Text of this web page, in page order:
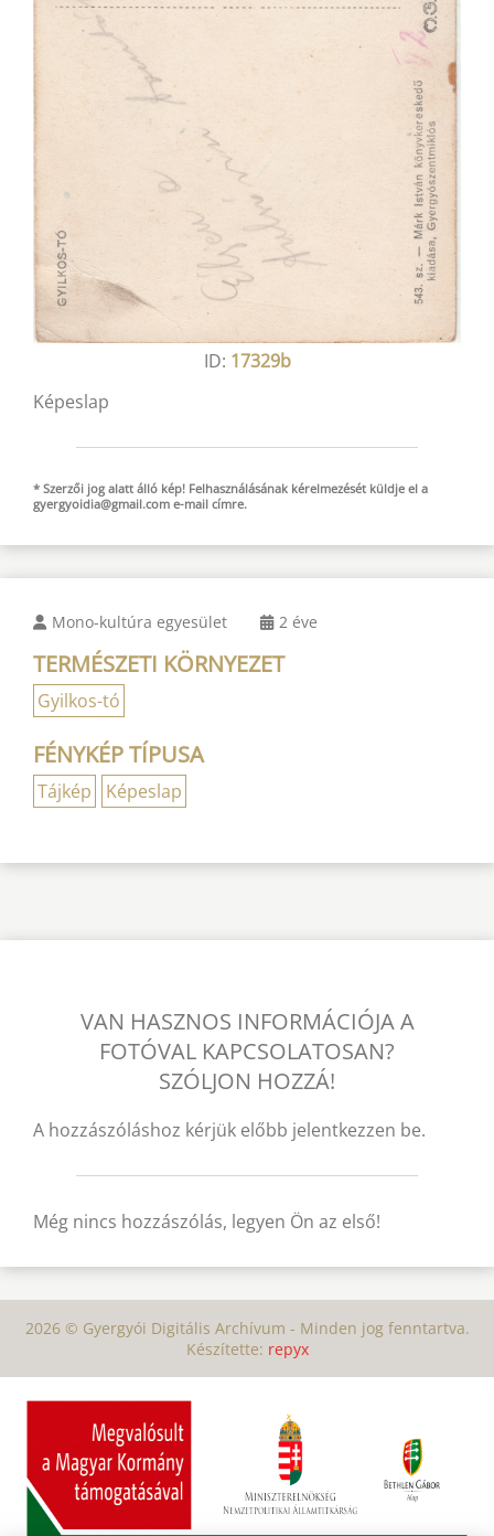
ID: 17329b
Képeslap
* Szerzői jog alatt álló kép! Felhasználásának kérelmezését küldje el a
gyergyoidia@gmail.com e-mail címre.
Mono-kultúra egyesület 2 éve
TERMÉSZETI KÖRNYEZET
Gyilkos-tó
FÉNYKÉP TÍPUSA
Tájkép Képeslap
VAN HASZNOS INFORMÁCIÓJA A
FOTÓVAL KAPCSOLATOSAN?
SZÓLJON HOZZÁ!
A hozzászóláshoz kérjük előbb jelentkezzen be.
Még nincs hozzászólás, legyen Ön az első!
2026 © Gyergyói Digitális Archívum - Minden jog fenntartva.
Készítette: repyx